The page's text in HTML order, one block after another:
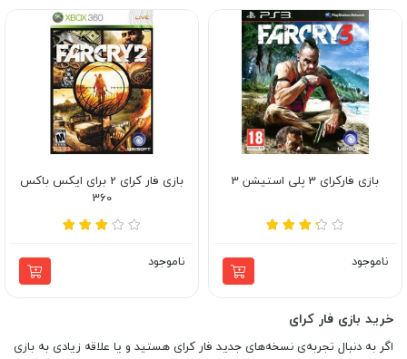
بازی فارکرای 3 پلی استیشن 3
ناموجود
بازی فار کرای 2 برای ایکس باکس
360
ناموجود
خرید بازی فار کرای
اگر به دنبال تجربه‌ی نسخه‌های جدید فار کرای هستید و یا علاقه زیادی به بازی